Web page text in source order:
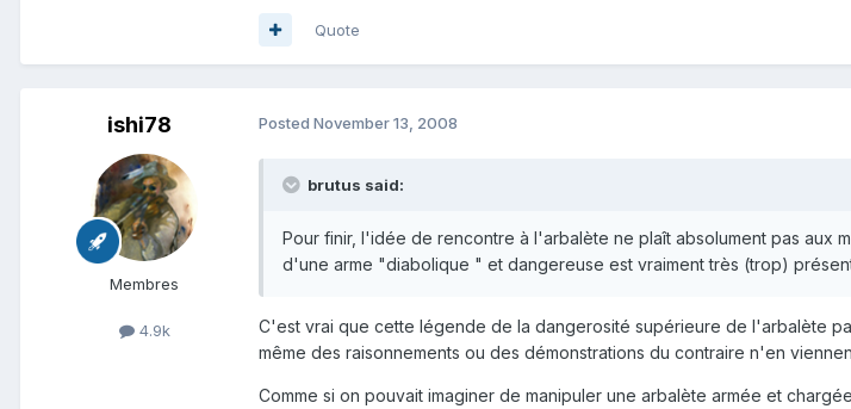
Quote
ishi78
Membres
4.9k
Posted November 13, 2008
brutus said:
Pour finir, l'idée de rencontre à l'arbalète ne plaît absolument pas aux
d'une arme "diabolique " et dangereuse est vraiment très (trop)
C'est vrai que cette légende de la dangerosité supérieure de l'arbalète
même des raisonnements ou des démonstrations du contraire n'en
Comme si on pouvait imaginer de manipuler une arbalète armée et